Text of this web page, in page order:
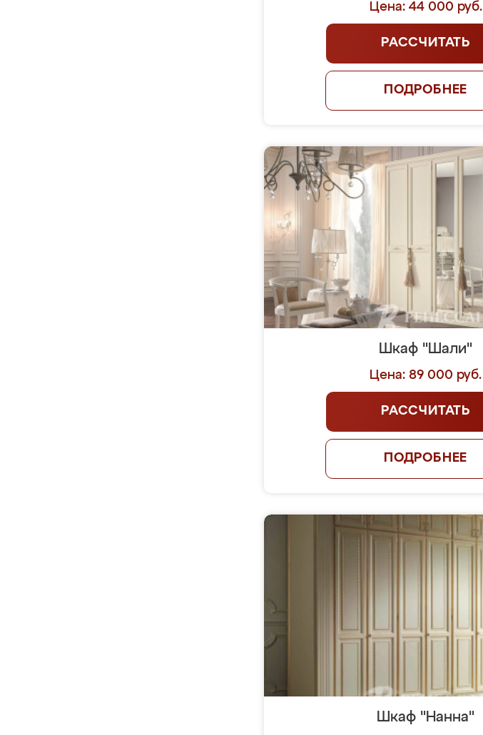
Цена: 44 000 руб.
РАССЧИТАТЬ
ПОДРОБНЕЕ
Шкаф "Шали"
Цена: 89 000 руб.
РАССЧИТАТЬ
ПОДРОБНЕЕ
Шкаф "Нанна"